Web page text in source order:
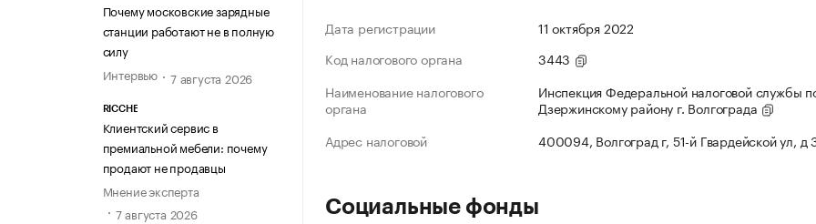
Почему московские зарядные
станции работают не в полную
силу
Интервью
7 августа 2026
RICCHE
Клиентский сервис в
премиальной мебели: почему
продают не продавцы
Мнение эксперта
7 августа 2026
Дата регистрации
11 октября 2022
Код налогового органа
3443
Наименование налогового
органа
Инспекция Федеральной налоговой службы
Дзержинскому району г. Волгограда
Адрес налоговой
400094, Волгоград г, 51-й Гвардейской ул, д
Социальные фонды